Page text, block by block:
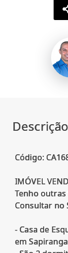
Descrição
Código:
IMÓVEL
Tenho outras
Consultar no
- Casa de
em